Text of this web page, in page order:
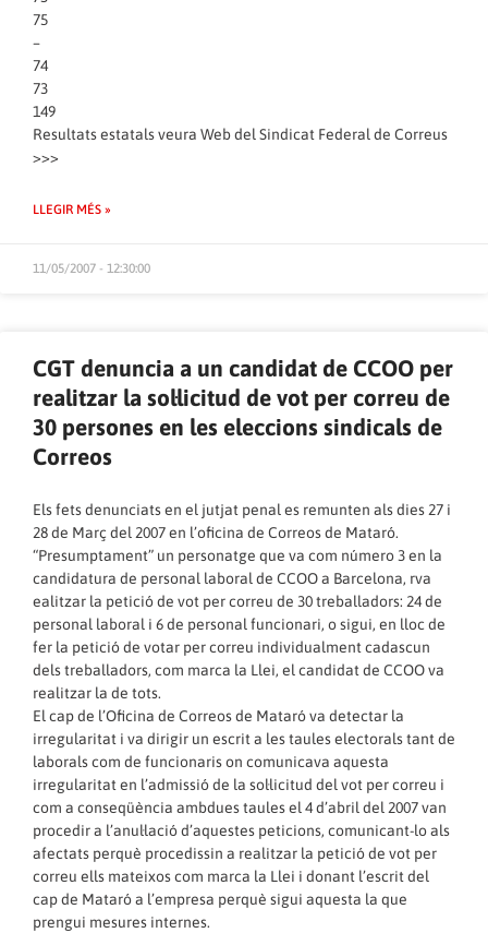
75
–
74
73
149
Resultats estatals veura Web del Sindicat Federal de Correus
>>>
LLEGIR MÉS »
11/05/2007 - 12:30:00
CGT denuncia a un candidat de CCOO per
realitzar la sol·licitud de vot per correu de
30 persones en les eleccions sindicals de
Correos
Els fets denunciats en el jutjat penal es remunten als dies 27 i
28 de Març del 2007 en l’oficina de Correos de Mataró.
“Presumptament” un personatge que va com número 3 en la
candidatura de personal laboral de CCOO a Barcelona, rva
ealitzar la petició de vot per correu de 30 treballadors: 24 de
personal laboral i 6 de personal funcionari, o sigui, en lloc de
fer la petició de votar per correu individualment cadascun
dels treballadors, com marca la Llei, el candidat de CCOO va
realitzar la de tots.
El cap de l’Oficina de Correos de Mataró va detectar la
irregularitat i va dirigir un escrit a les taules electorals tant de
laborals com de funcionaris on comunicava aquesta
irregularitat en l’admissió de la sol·licitud del vot per correu i
com a conseqüència ambdues taules el 4 d’abril del 2007 van
procedir a l’anul·lació d’aquestes peticions, comunicant-lo als
afectats perquè procedissin a realitzar la petició de vot per
correu ells mateixos com marca la Llei i donant l’escrit del
cap de Mataró a l’empresa perquè sigui aquesta la que
prengui mesures internes.